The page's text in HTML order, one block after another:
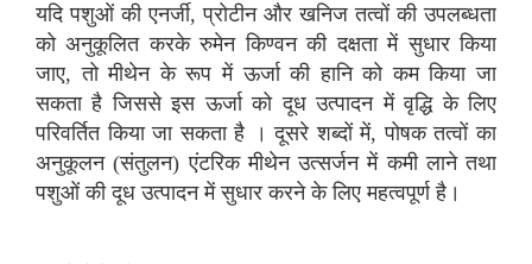
यदि पशुओं की एनर्जी, प्रोटीन और खनिज तत्वों की उपलब्धता
को अनुकूलित करके रुमेन किण्वन की दक्षता में सुधार किया
जाए, तो मीथेन के रूप में ऊर्जा की हानि को कम किया जा
सकता है जिससे इस ऊर्जा को दूध उत्पादन में वृद्धि के लिए
परिवर्तित किया जा सकता है । दूसरे शब्दों में, पोषक तत्वों का
अनुकूलन (संतुलन) एंटरिक मीथेन उत्सर्जन में कमी लाने तथा
पशुओं की दूध उत्पादन में सुधार करने के लिए महत्वपूर्ण है।